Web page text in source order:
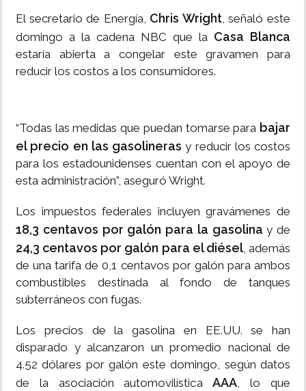
El secretario de Energía, Chris Wright, señaló este
domingo a la cadena NBC que la Casa Blanca
estaría abierta a congelar este gravamen para
reducir los costos a los consumidores.
“Todas las medidas que puedan tomarse para bajar
el precio en las gasolineras y reducir los costos
para los estadounidenses cuentan con el apoyo de
esta administración”, aseguró Wright.
Los impuestos federales incluyen gravámenes de
18,3 centavos por galón para la gasolina y de
24,3 centavos por galón para el diésel, además
de una tarifa de 0,1 centavos por galón para ambos
combustibles destinada al fondo de tanques
subterráneos con fugas.
Los precios de la gasolina en EE.UU. se han
disparado y alcanzaron un promedio nacional de
4.52 dólares por galón este domingo, según datos
de la asociación automovilísticaAAA, lo que